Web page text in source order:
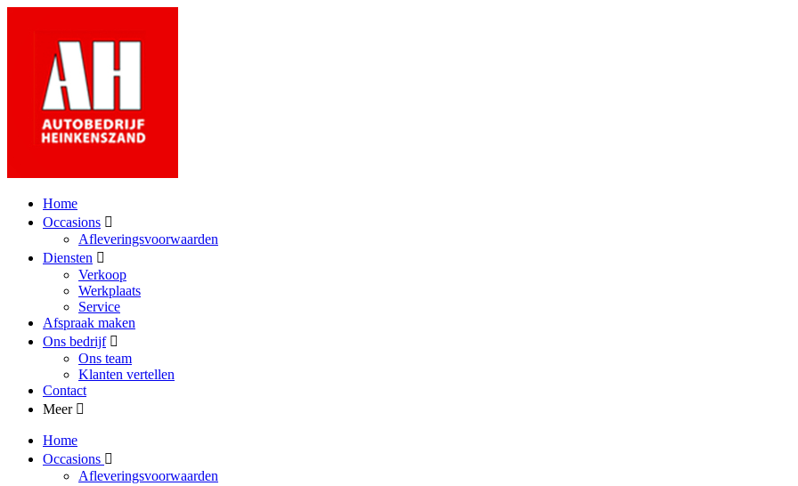
Home
Occasions
Afleveringsvoorwaarden
Diensten
Verkoop
Werkplaats
Service
Afspraak maken
Ons bedrijf
Ons team
Klanten vertellen
Contact
Meer
Home
Occasions
Afleveringsvoorwaarden